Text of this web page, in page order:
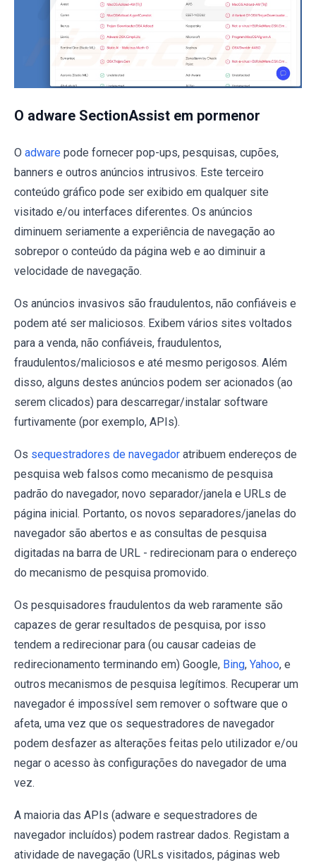
O adware SectionAssist em pormenor
O adware pode fornecer pop-ups, pesquisas, cupões,
banners e outros anúncios intrusivos. Este terceiro
conteúdo gráfico pode ser exibido em qualquer site
visitado e/ou interfaces diferentes. Os anúncios
diminuem seriamente a experiência de navegação ao
sobrepor o conteúdo da página web e ao diminuir a
velocidade de navegação.
Os anúncios invasivos são fraudulentos, não confiáveis e
podem até ser maliciosos. Exibem vários sites voltados
para a venda, não confiáveis, fraudulentos,
fraudulentos/maliciosos e até mesmo perigosos. Além
disso, alguns destes anúncios podem ser acionados (ao
serem clicados) para descarregar/instalar software
furtivamente (por exemplo, APIs).
Os sequestradores de navegador atribuem endereços de
pesquisa web falsos como mecanismo de pesquisa
padrão do navegador, novo separador/janela e URLs de
página inicial. Portanto, os novos separadores/janelas do
navegador são abertos e as consultas de pesquisa
digitadas na barra de URL - redirecionam para o endereço
do mecanismo de pesquisa promovido.
Os pesquisadores fraudulentos da web raramente são
capazes de gerar resultados de pesquisa, por isso
tendem a redirecionar para (ou causar cadeias de
redirecionamento terminando em) Google, Bing, Yahoo, e
outros mecanismos de pesquisa legítimos. Recuperar um
navegador é impossível sem remover o software que o
afeta, uma vez que os sequestradores de navegador
podem desfazer as alterações feitas pelo utilizador e/ou
negar o acesso às configurações do navegador de uma
vez.
A maioria das APIs (adware e sequestradores de
navegador incluídos) podem rastrear dados. Registam a
atividade de navegação (URLs visitados, páginas web